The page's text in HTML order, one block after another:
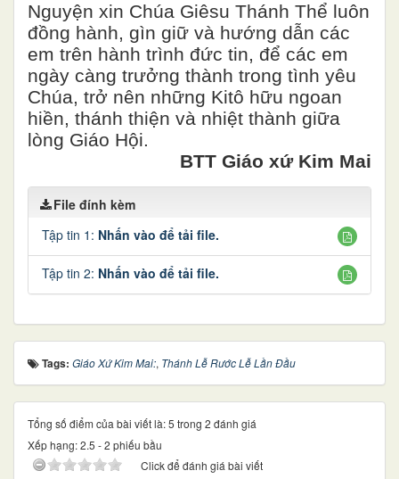
Nguyện xin Chúa Giêsu Thánh Thể luôn
đồng hành, gìn giữ và hướng dẫn các
em trên hành trình đức tin, để các em
ngày càng trưởng thành trong tình yêu
Chúa, trở nên những Kitô hữu ngoan
hiền, thánh thiện và nhiệt thành giữa
lòng Giáo Hội.
BTT Giáo xứ Kim Mai
File đính kèm
Tập tin 1: Nhấn vào để tải file.
Tập tin 2: Nhấn vào để tải file.
Tags: Giáo Xứ Kim Mai:, Thánh Lễ Rước Lễ Lần Đầu
Tổng số điểm của bài viết là: 5 trong 2 đánh giá
Xếp hạng:2.5 -2 phiếu bầu
Click để đánh giá bài viết